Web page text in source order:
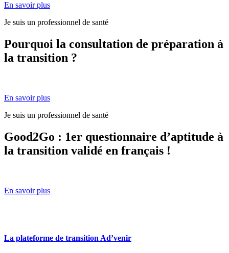
En savoir plus
Je suis un professionnel de santé
Pourquoi la consultation de préparation à
la transition ?
En savoir plus
Je suis un professionnel de santé
Good2Go : 1er questionnaire d’aptitude à
la transition validé en français !
En savoir plus
La plateforme de transition Ad’venir